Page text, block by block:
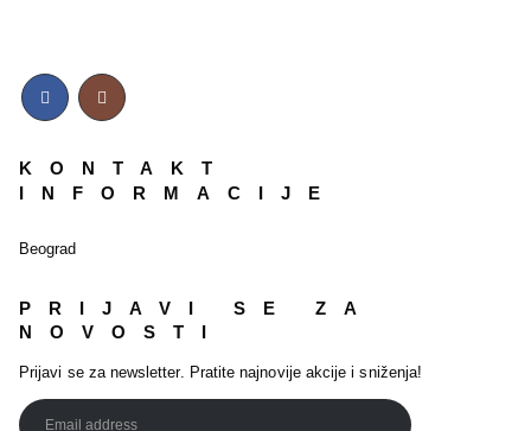
KONTAKT
INFORMACIJE
Beograd
PRIJAVI SE ZA
NOVOSTI
Prijavi se za newsletter. Pratite najnovije akcije i sniženja!